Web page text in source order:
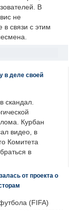
В
не
в связи с этим
в деле своей
скандал.
Курбан
видео, в
Комитета
в
от проекта о
(FIFA)